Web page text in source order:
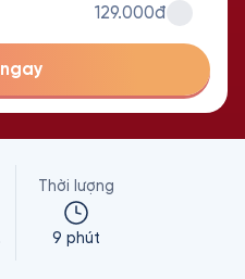
129.000đ
Thời lượng
9 phút